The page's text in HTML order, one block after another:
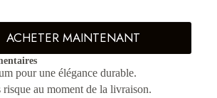
ACHETER MAINTENANT
pour une élégance durable.
risque au moment de la livraison.